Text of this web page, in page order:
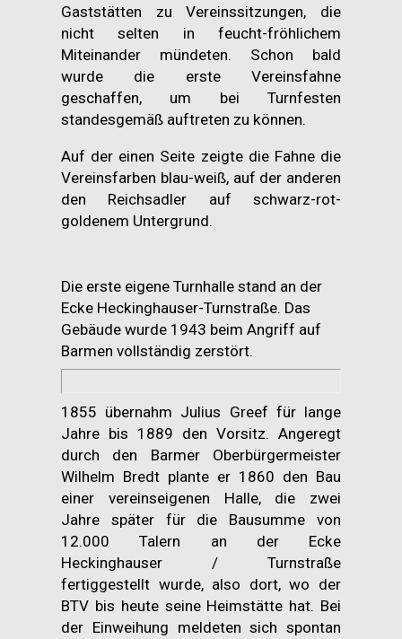
Gaststätten zu Vereinssitzungen, die
nicht selten in feucht-fröhlichem
Miteinander mündeten. Schon bald
wurde die erste Vereinsfahne
geschaffen, um bei Turnfesten
standesgemäß auftreten zu können.
Auf der einen Seite zeigte die Fahne die
Vereinsfarben blau-weiß, auf der anderen
den Reichsadler auf schwarz-rot-
goldenem Untergrund.
Die erste eigene Turnhalle stand an der
Ecke Heckinghauser-Turnstraße. Das
Gebäude wurde 1943 beim Angriff auf
Barmen vollständig zerstört.
1855 übernahm Julius Greef für lange
Jahre bis 1889 den Vorsitz. Angeregt
durch den Barmer Oberbürgermeister
Wilhelm Bredt plante er 1860 den Bau
einer vereinseigenen Halle, die zwei
Jahre später für die Bausumme von
12.000 Talern an der Ecke
Heckinghauser / Turnstraße
fertiggestellt wurde, also dort, wo der
BTV bis heute seine Heimstätte hat. Bei
der Einweihung meldeten sich spontan